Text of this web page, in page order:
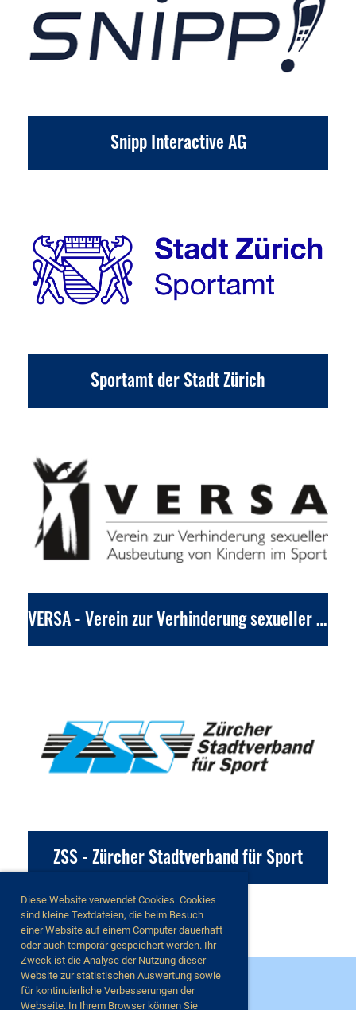
Diese Website verwendet Cookies. Cookies
sind kleine Textdateien, die beim Besuch
einer Website auf einem Computer dauerhaft
oder auch temporär gespeichert werden. Ihr
Zweck ist die Analyse der Nutzung dieser
Website zur statistischen Auswertung sowie
für kontinuierliche Verbesserungen der
Webseite. In Ihrem Browser können Sie
Snipp Interactive AG
Sportamt der Stadt Zürich
VERSA - Verein zur Verhinderung sexueller Ausbeutung von Kindern im Sport
ZSS - Zürcher Stadtverband für Sport